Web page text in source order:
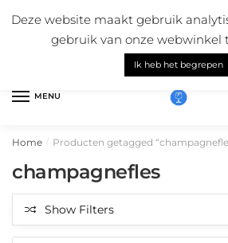
navigation
Mail ons:
Vragen over onze producten?
Nederlands
MENU
Home / Producten getagged
champagnefles
Show Filters
Deze website maakt gebruik
gebruik van onze webwinkel
Ik heb het begrepen